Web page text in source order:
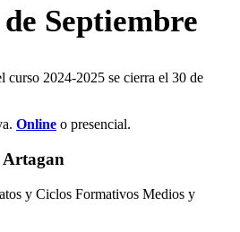
Septiembre
curso 2024-2025 se cierra el 30 de
Online o presencial.
Artagan
y Ciclos Formativos Medios y